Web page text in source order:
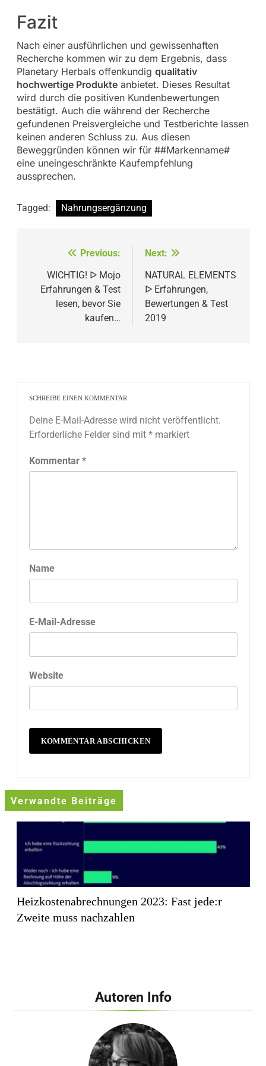
Fazit
Nach einer ausführlichen und gewissenhaften
Recherche kommen wir zu dem Ergebnis, dass
Planetary Herbals offenkundig qualitativ
hochwertige Produkteanbietet. Dieses Resultat
wird durch die positiven Kundenbewertungen
bestätigt. Auch die während der Recherche
gefundenen Preisvergleiche und Testberichte lassen
keinen anderen Schluss zu. Aus diesen
Beweggründen können wir für ##Markenname#
eine uneingeschränkte Kaufempfehlung
aussprechen.
Tagged: Nahrungsergänzung
Beitragsnavigation
Previous:
WICHTIG! ᐅ Mojo
Erfahrungen & Test
lesen, bevor Sie
kaufen…
Next:
NATURAL ELEMENTS
ᐅ Erfahrungen,
Bewertungen & Test
2019
SCHREIBE EINEN KOMMENTAR
Deine E-Mail-Adresse wird nicht veröffentlicht.
Erforderliche Felder sind mit *markiert
Kommentar *
Name
E-Mail-Adresse
Website
Verwandte Beiträge
Heizkostenabrechnungen 2023: Fast jede:r
Zweite muss nachzahlen
Late Night Shopping bei Galeria Bonn /
Sängerin Leony eröffnet Event im Rahmen der
Beauty & Wäsche Days
Autoren Info